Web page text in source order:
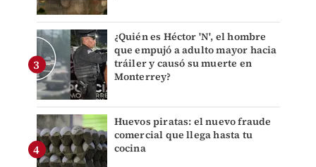
¿Quién es Héctor 'N', el hombre
que empujó a adulto mayor hacia
tráiler y causó su muerte en
Monterrey?
Huevos piratas: el nuevo fraude
comercial que llega hasta tu
cocina